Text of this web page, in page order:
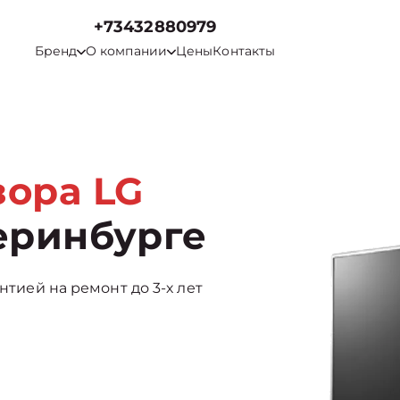
+73432880979
Бренд О компании ЦеныКонтакты
LG
на ремонт до 3-х лет